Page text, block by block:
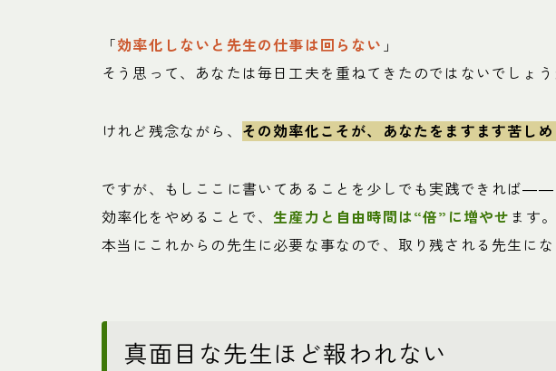
「効率化しないと先生の仕事は回らない 」
そう思って、あなたは毎日工夫を重ねてきたのではないでしょう
けれど残念ながら、 その効率化こそが、あなたをますます苦し
ですが、もしここに書いてあることを少しでも実践できれば――
効率化をやめることで、生産力と自由時間は“倍”に増やせ ます。
本当にこれからの先生に必要な事なので、取り残される先生に
真面目な先生ほど報われない